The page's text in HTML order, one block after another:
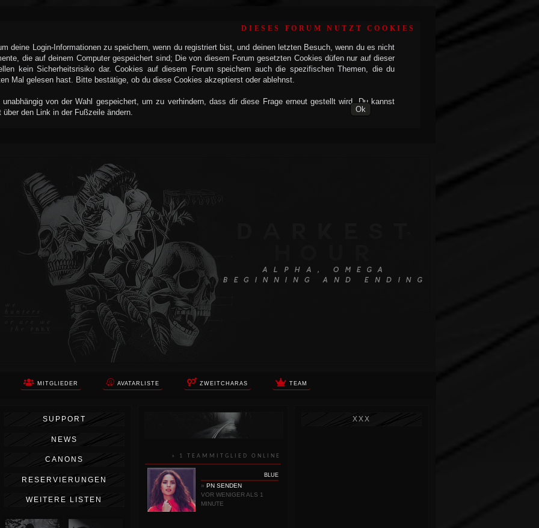
DIESES FORUM NUTZT COOKIES
deine Login-Informationen zu speichern, wenn du registriert bist, und deinen letzten Besuch, wenn du es nicht
die auf deinem Computer gespeichert sind; Die von diesem Forum gesetzten Cookies düfen nur auf dieser
kein Sicherheitsrisiko dar. Cookies auf diesem Forum speichern auch die spezifischen Themen, die du
Mal gelesen hast. Bitte bestätige, ob du diese Cookies akzeptierst oder ablehnst.
von der Wahl gespeichert, um zu verhindern, dass dir diese Frage erneut gestellt wird. Du kannst
den Link in der Fußzeile ändern.
MITGLIEDER AVATARLISTE ZWEITCHARAS TEAM
SUPPORT
NEWS
CANONS
RESERVIERUNGEN
WEITERE LISTEN
» 1 TEAMMITGLIED ONLINE
BLUE
» PN SENDEN
VOR WENIGER ALS 1
MINUTE
XXX